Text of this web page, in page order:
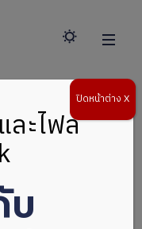
ละไฟล์
ปิดหน้าต่าง X